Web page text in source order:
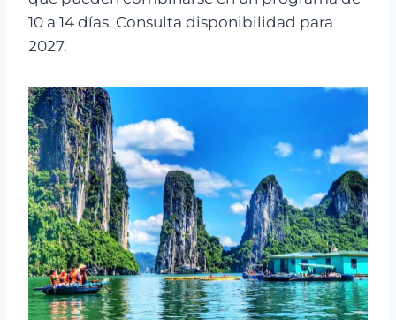
10 a 14 días. Consulta disponibilidad para
2027.